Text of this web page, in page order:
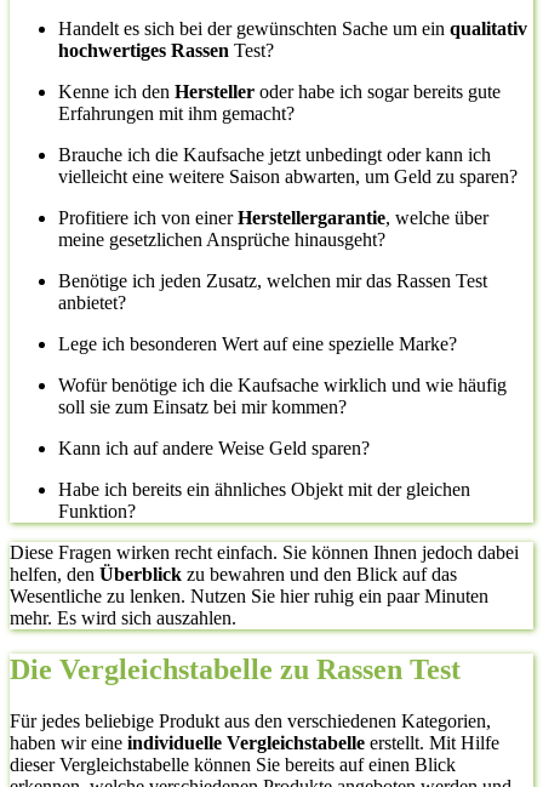
Handelt es sich bei der gewünschten Sache um ein qualitativ
hochwertiges Rassen Test?
Kenne ich den Hersteller oder habe ich sogar bereits gute
Erfahrungen mit ihm gemacht?
Brauche ich die Kaufsache jetzt unbedingt oder kann ich
vielleicht eine weitere Saison abwarten, um Geld zu sparen?
Profitiere ich von einerHerstellergarantie, welche über
meine gesetzlichen Ansprüche hinausgeht?
Benötige ich jeden Zusatz, welchen mir das Rassen Test
anbietet?
Lege ich besonderen Wert auf eine spezielle Marke?
Wofür benötige ich die Kaufsache wirklich und wie häufig
soll sie zum Einsatz bei mir kommen?
Kann ich auf andere Weise Geld sparen?
Habe ich bereits ein ähnliches Objekt mit der gleichen
Funktion?
Diese Fragen wirken recht einfach. Sie können Ihnen jedoch dabei
helfen, den Überblick zu bewahren und den Blick auf das
Wesentliche zu lenken. Nutzen Sie hier ruhig ein paar Minuten
mehr. Es wird sich auszahlen.
Die Vergleichstabelle zu Rassen Test
Für jedes beliebige Produkt aus den verschiedenen Kategorien,
haben wir eine individuelle Vergleichstabelle erstellt. Mit Hilfe
dieser Vergleichstabelle können Sie bereits auf einen Blick